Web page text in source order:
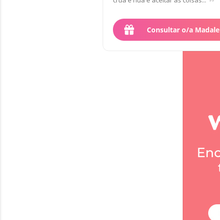
Consultar o/a